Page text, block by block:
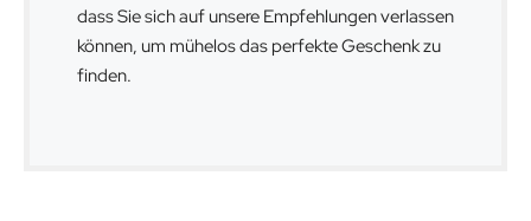
dass Sie sich auf unsere Empfehlungen verlassen
können, um mühelos das perfekte Geschenk zu
finden.